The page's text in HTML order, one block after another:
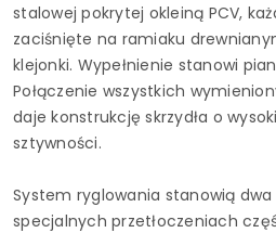
stalowej pokrytej okleiną PCV,
zaciśnięte na ramiaku
klejonki. Wypełnienie stanowi
Połączenie wszystkich
daje konstrukcję skrzydła o
sztywności.
System ryglowania stanowią
specjalnych przetłoczeniach